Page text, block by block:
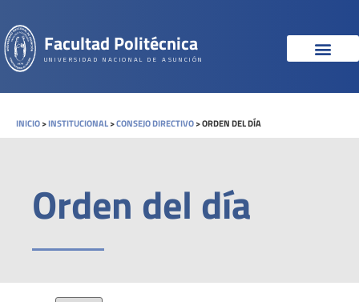
Facultad Politécnica
UNIVERSIDAD NACIONAL DE ASUNCIÓN
INICIO>INSTITUCIONAL>CONSEJO DIRECTIVO>ORDEN DEL DÍA
Orden del día